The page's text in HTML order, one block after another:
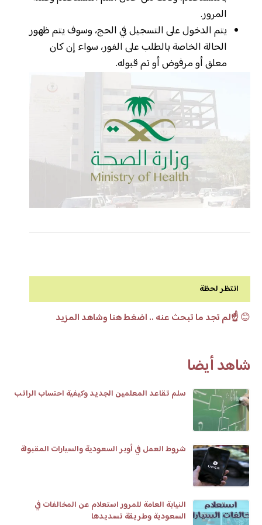
المرور.
يتم الدخول على التسجيل في الحج، وسوف يتم ظهور
الحالة الخاصة بالطلب على الفور، سواء إن كان
معلق أو مرفوض أو تم قبوله.
انتظر لحظة
😊☝️لم تجد ما تبحث عنه .. اضغط هنا وشاهد المزيد
شاهد أيضا
سلم تقاعد المعلمين الجديد وكيفية احتساب الراتب
شروط العمل في أوبر السعودية والسيارات المقبولة
النيابة العامة للمرور استعلام عن المخالفات في
السعودية وطريقة تسديدها